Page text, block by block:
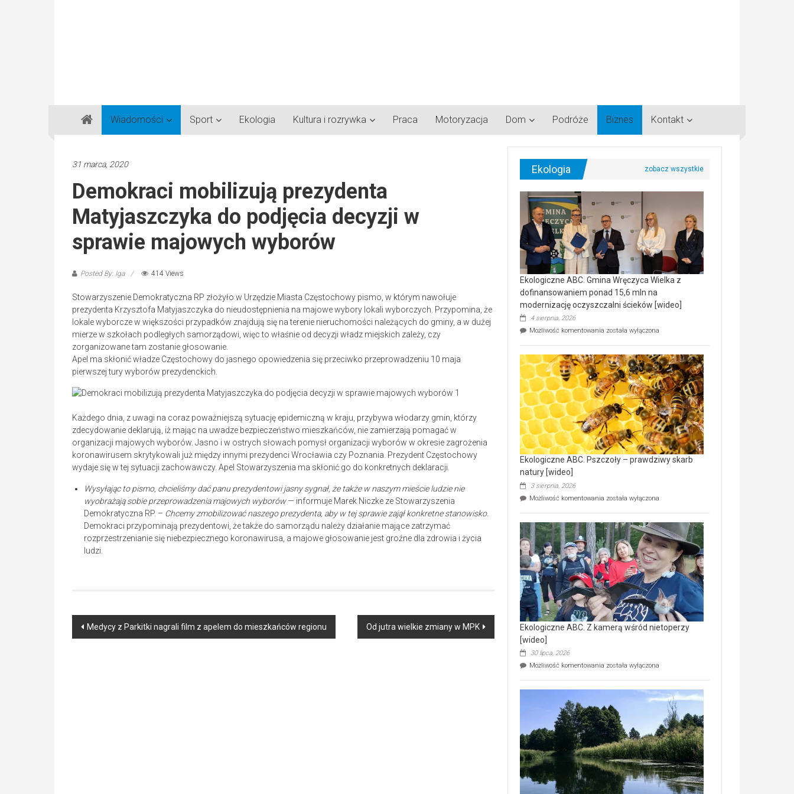
Gazeta
Regionalna
Kłobuck,
Myszków
Wiadomości Sport Ekologia Kultura i rozrywka Praca Motoryzacja Dom Podróże Biznes Kontakt
31 marca, 2020
Demokraci mobilizują prezydenta
Matyjaszczyka do podjęcia decyzji w
sprawie majowych wyborów
Posted By: Iga 414 Views
Stowarzyszenie Demokratyczna RP złożyło w Urzędzie Miasta Częstochowy pismo, w którym nawołuje
prezydenta Krzysztofa Matyjaszczyka do nieudostępnienia na majowe wybory lokali wyborczych. Przypomina, że
lokale wyborcze w większości przypadków znajdują się na terenie nieruchomości należących do gminy, a w dużej
mierze w szkołach podległych samorządowi, więc to właśnie od decyzji władz miejskich zależy, czy
zorganizowane tam zostanie głosowanie.
Apel ma skłonić władze Częstochowy do jasnego opowiedzenia się przeciwko przeprowadzeniu 10 maja
pierwszej tury wyborów prezydenckich.
Każdego dnia, z uwagi na coraz poważniejszą sytuację epidemiczną w kraju, przybywa włodarzy gmin, którzy
zdecydowanie deklarują, iż mając na uwadze bezpieczeństwo mieszkańców, nie zamierzają pomagać w
organizacji majowych wyborów. Jasno i w ostrych słowach pomysł organizacji wyborów w okresie zagrożenia
koronawirusem skrytykowali już między innymi prezydenci Wrocławia czy Poznania. Prezydent Częstochowy
wydaje się w tej sytuacji zachowawczy. Apel Stowarzyszenia ma skłonić go do konkretnych deklaracji.
Wysyłając to pismo, chcieliśmy dać panu prezydentowi jasny sygnał, że także w naszym mieście ludzie nie
wyobrażają sobie przeprowadzenia majowych wyborów— informuje Marek Niczke ze Stowarzyszenia
Demokratyczna RP. – Chcemy zmobilizować naszego prezydenta, aby w tej sprawie zajął konkretne stanowisko.
Demokraci przypominają prezydentowi, że także do samorządu należy działanie mające zatrzymać
rozprzestrzenianie się niebezpiecznego koronawirusa, a majowe głosowanie jest groźne dla zdrowia i życia
ludzi.
Post
Medycy z Parkitki nagrali film z apelem do mieszkańców regionu Od jutra wielkie zmiany w MPK
Ekologia
Ekologiczne ABC. Gmina Wręczyca Wielka z
dofinansowaniem ponad 15,6 mln na
modernizację oczyszczalni ścieków [wideo]
4 sierpnia, 2026
Możliwość komentowania Ekologiczne
Wręczyca
Wielka
z
dofinansowaniem
ponad
15,6
mln
na
modernizację
oczyszczalni
ścieków
[wideo]
została wyłączona
Ekologiczne ABC. Pszczoły – prawdziwy skarb
natury [wideo]
3 sierpnia, 2026
Możliwość komentowania Ekologiczne
–
prawdziwy
skarb
natury
[wideo]
została wyłączona
Ekologiczne ABC. Z kamerą wśród nietoperzy
[wideo]
30 lipca, 2026
Możliwość komentowania Ekologiczne
wśród
nietoperzy
[wideo]
została wyłączona